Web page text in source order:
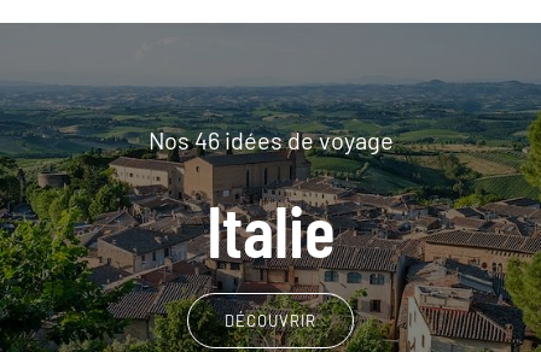
Nos 46 idées de voyage
Italie
DÉCOUVRIR